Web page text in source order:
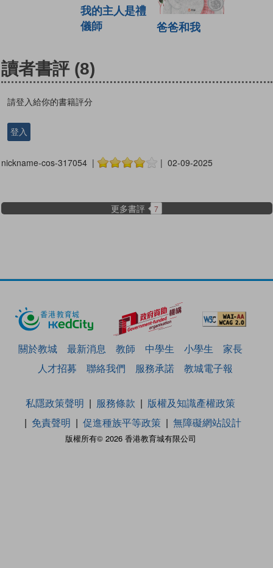
我的主人是禮
儀師
爸爸和我
讀者書評 (8)
請登入給你的書籍評分
登入
nickname-cos-317054 | | 02-09-2025
更多書評 7
關於教城 最新消息 教師 中學生 小學生
家長
人才招募
聯絡我們 服務承諾 教城電子報
版權所有© 2026 香港教育城有限公司
私隱政策聲明 服務條款
版權及知識產權政策
免責聲明
促進種族平等政策 無障礙網站設計